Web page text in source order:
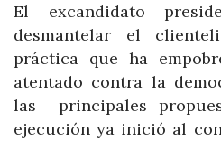
El excandidato
desmantelar el
práctica que ha
atentado contra la
las principales
ejecución ya inició al